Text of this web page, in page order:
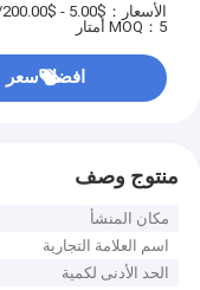
الأسعار：$5.00 - $200.00/ Piece|10 Piece/Pieces(Min. Order)
MOQ：5 أمتار
افضل سعر
منتوج وصف
مكان المنشأ
اسم العلامة التجارية
الحد الأدنى لكمية